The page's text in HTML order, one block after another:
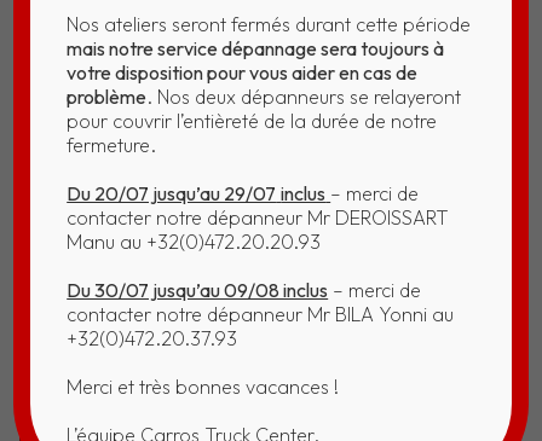
Nos ateliers seront fermés durant cette période
mais notre service dépannage sera toujours à
votre disposition pour vous aider en cas de
problème. Nos deux dépanneurs se relayeront
pour couvrir l’entièreté de la durée de notre
fermeture.
Du 20/07 jusqu’au 29/07 inclus – merci de
contacter notre dépanneur Mr DEROISSART
Manu au +32(0)472.20.20.93
Du 30/07 jusqu’au 09/08 inclus – merci de
contacter notre dépanneur Mr BILA Yonni au
+32(0)472.20.37.93
Merci et très bonnes vacances !
L’équipe Carros Truck Center.